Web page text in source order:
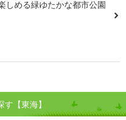
しめる緑ゆたかな都市公園
【東海】